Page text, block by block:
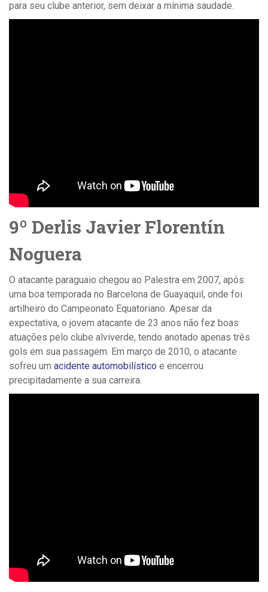
para seu clube anterior, sem deixar a mínima saudade.
9º Derlis Javier Florentín
Noguera
O atacante paraguaio chegou ao Palestra em 2007, após
uma boa temporada no Barcelona de Guayaquil, onde foi
artilheiro do Campeonato Equatoriano. Apesar da
expectativa, o jovem atacante de 23 anos não fez boas
atuações pelo clube alviverde, tendo anotado apenas três
gols em sua passagem. Em março de 2010, o atacante
sofreu um acidente automobilístico e encerrou
precipitadamente a sua carreira.